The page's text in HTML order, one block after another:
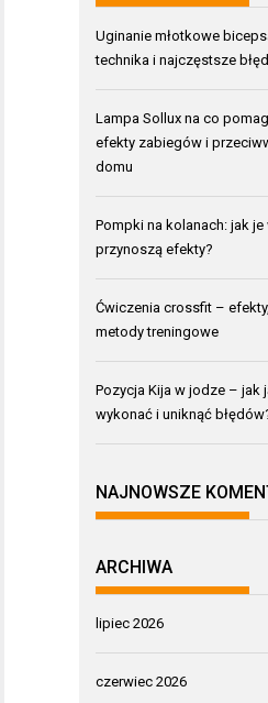
Uginanie młotkowe
technika i najczęstsze
Lampa Sollux na co
efekty zabiegów i
domu
Pompki na kolanach: jak
przynoszą efekty?
Ćwiczenia crossfit –
metody treningowe
Pozycja Kija w jodze – jak
wykonać i uniknąć
NAJNOWSZE
ARCHIWA
lipiec 2026
czerwiec 2026